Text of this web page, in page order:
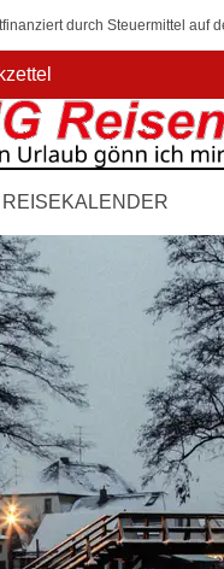
durch Steuermittel auf
REISEKALENDER